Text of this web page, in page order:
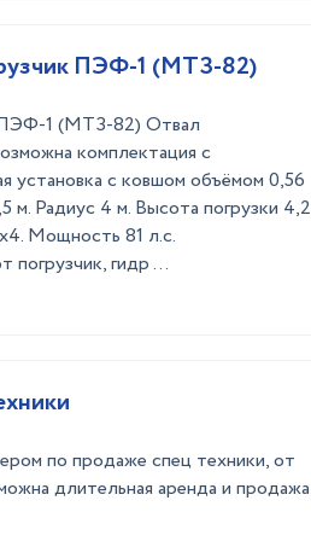
ПЭФ-1 (МТЗ-82)
ПЭФ-1 (МТЗ-82) Отвал
комплектация с
установка с ковшом объёмом 0,56
м. Радиус 4 м. Высота погрузки 4,2
Мощность 81 л.с.
гидр ...
по продаже спец техники, от
длительная аренда и продажа